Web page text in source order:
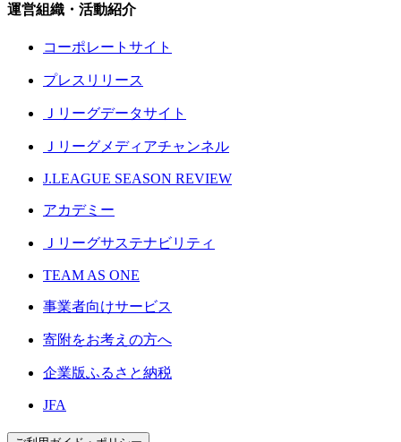
運営組織・活動紹介
コーポレートサイト
プレスリリース
Ｊリーグデータサイト
Ｊリーグメディアチャンネル
J.LEAGUE SEASON REVIEW
アカデミー
Ｊリーグサステナビリティ
TEAM AS ONE
事業者向けサービス
寄附をお考えの方へ
企業版ふるさと納税
JFA